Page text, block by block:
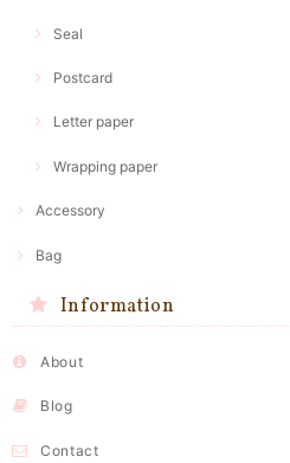
Seal
Postcard
Letter paper
Wrapping paper
Accessory
Bag
Information
About
Blog
Contact